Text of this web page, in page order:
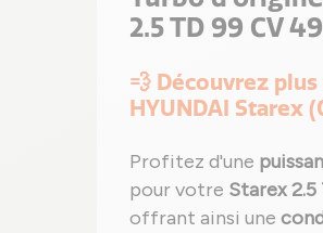
2.5 TD 99 CV
💨 Découvrez
HYUNDAI Starex
Profitez d'une
pour votre Starex 2.5
offrant ainsi une